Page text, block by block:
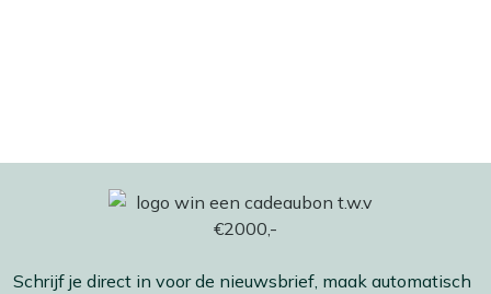
Schrijf je direct in voor de nieuwsbrief, maak automatisch